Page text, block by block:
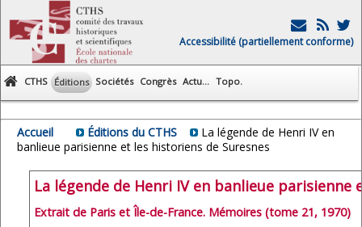
Accessibilité (partiellement conforme)
CTHS Éditions Sociétés Congrès Actu... Topo.
Accueil Éditions du CTHS
La légende de Henri IV en
banlieue parisienne et les historiens de Suresnes
La légende de Henri IV en banlieue parisienne
Extrait de Paris et Île-de-France. Mémoires (tome 21, 1970)